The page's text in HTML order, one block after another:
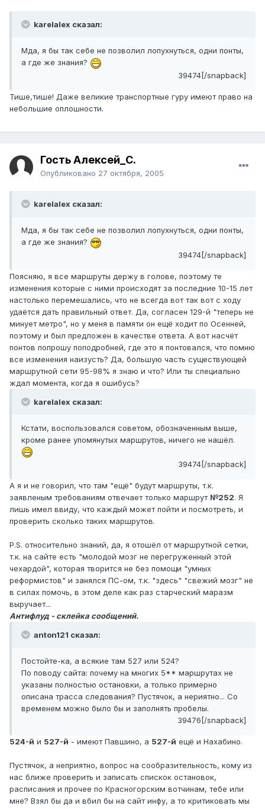
karelalex сказал:
Мда, я бы так себе не позволил лопухнуться, одни понты,
а где же знания?
39474[/snapback]
Тише,тише! Даже великие транспортные гуру имеют право на
небольшие оплошности.
Гость Алексей_С.
Опубликовано 27 октября, 2005
karelalex сказал:
Мда, я бы так себе не позволил лопухнуться, одни понты,
а где же знания?
39474[/snapback]
Поясняю, я все маршруты держу в голове, поэтому те
изменения которые с ними происходят за последние 10-15 лет
настолько перемешались, что не всегда вот так вот с ходу
удаётся дать правильный ответ. Да, согласен 129-й "теперь не
минует метро", но у меня в памяти он ещё ходит по Осенней,
поэтому и был предложен в качестве ответа. А вот насчёт
понтов попрошу поподробней, где это я понтовался, что помню
все изменения наизусть? Да, большую часть существующей
маршрутной сети 95-98% я знаю и что? Или ты специально
ждал момента, когда я ошибусь?
karelalex сказал:
Кстати, воспользовался советом, обозначенным выше,
кроме ранее упомянутых маршрутов, ничего не нашёл.
39474[/snapback]
А я и не говорил, что там "ещё" будут маршруты, т.к.
заявленым требованиям отвечает только маршрут №252. Я
лишь имел ввиду, что каждый может пойти и посмотреть, и
проверить сколько таких маршрутов.
P.S. относительно знаний, да, я отошёл от маршрутной сетки,
т.к. на сайте есть "молодой мозг не перегруженный этой
чехардой", которая творится не без помощи "умных
реформистов" и занялся ПС-ом, т.к. "здесь" "свежий мозг" не
в силах помочь, в этом деле как раз старческий маразм
выручает...
Антифлуд - склейка сообщений.
anton121 сказал:
Постойте-ка, а всякие там 527 или 524?
По поводу сайта: почему на многих 5** маршрутах не
указаны полностью остановки, а только примерно
описана трасса следования? Пустячок, а нериятно... Со
временем можно было бы и заполнять пробелы.
39476[/snapback]
524-й и 527-й - имеют Павшино, а 527-й ещё и Нахабино.
Пустячок, а неприятно, вопрос на сообразительность, кому из
нас ближе проверить и записать спискок остановок,
расписания и прочее по Красногорским вотчинам, тебе или
мне? Взял бы да и вбил бы на сайт инфу, а то критиковать мы